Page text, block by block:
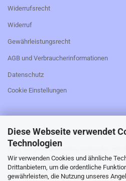
Diese Webseite verwendet
Technologien
Wir verwenden Cookies und ähnliche
Drittanbietern, um die ordentliche
gewährleisten, die Nutzung unseres
Widerrufsrecht
Widerruf
Gewährleistungsrecht
AGB und Verbraucherinformationen
Datenschutz
Cookie Einstellungen
Falls Sie den Kaufvertrag widerrufen
bitte hier klicken: